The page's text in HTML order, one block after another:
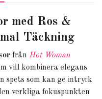
med Ros &
Täckning
från Hot Woman
vill kombinera elegans
spets som kan ge intryck
verkliga fokuspunkten